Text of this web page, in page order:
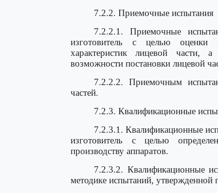
7.2.2. Приемочные испытания
7.2.2.1. Приемочные
изготовитель с целью оценки
характеристик лицевой
возможности постановки лицевой
7.2.2.2. Приемочным
частей.
7.2.3. Квалификационные
7.2.3.1. Квалификационные
изготовитель с целью
производству аппаратов.
7.2.3.2. Квалификационные
методике испытаний, утвержденной